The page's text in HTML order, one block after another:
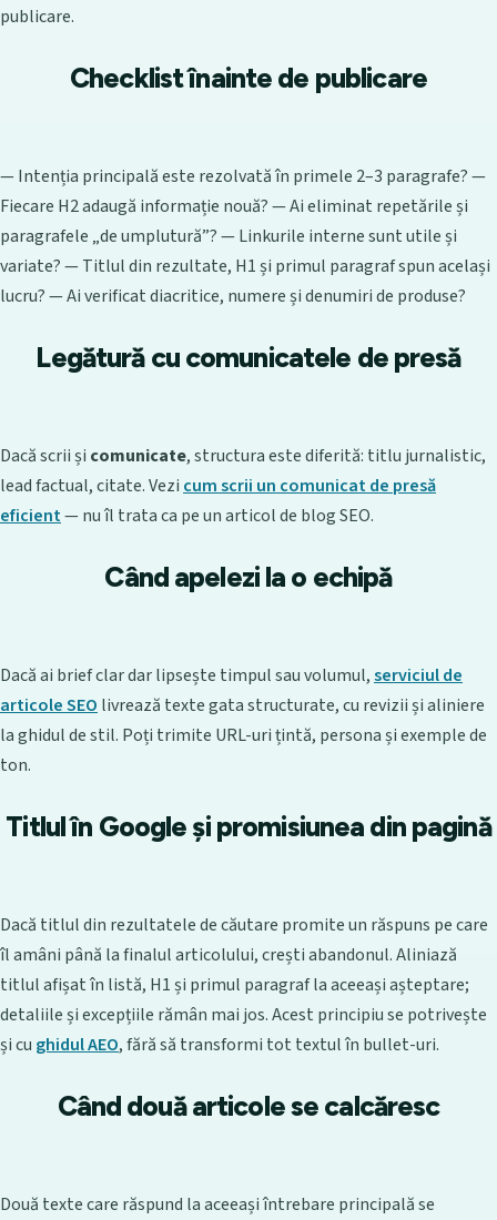
publicare.
Checklist înainte de publicare
— Intenția principală este rezolvată în primele 2–3 paragrafe? —
Fiecare H2 adaugă informație nouă? — Ai eliminat repetările și
paragrafele „de umplutură”? — Linkurile interne sunt utile și
variate? — Titlul din rezultate, H1 și primul paragraf spun același
lucru? — Ai verificat diacritice, numere și denumiri de produse?
Legătură cu comunicatele de presă
Dacă scrii și comunicate, structura este diferită: titlu jurnalistic,
lead factual, citate. Vezi cum scrii un comunicat de presă
eficient— nu îl trata ca pe un articol de blog SEO.
Când apelezi la o echipă
Dacă ai brief clar dar lipsește timpul sau volumul,serviciul de
articole SEO livrează texte gata structurate, cu revizii și aliniere
la ghidul de stil. Poți trimite URL-uri țintă, persona și exemple de
ton.
Titlul în Google și promisiunea din pagină
Dacă titlul din rezultatele de căutare promite un răspuns pe care
îl amâni până la finalul articolului, crești abandonul. Aliniază
titlul afișat în listă, H1 și primul paragraf la aceeași așteptare;
detaliile și excepțiile rămân mai jos. Acest principiu se potrivește
și cu ghidul AEO, fără să transformi tot textul în bullet-uri.
Când două articole se calcăresc
Două texte care răspund la aceeași întrebare principală se